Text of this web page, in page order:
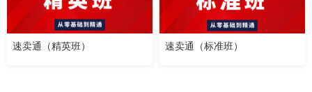
速卖通（精英班） 速卖通（标准班）